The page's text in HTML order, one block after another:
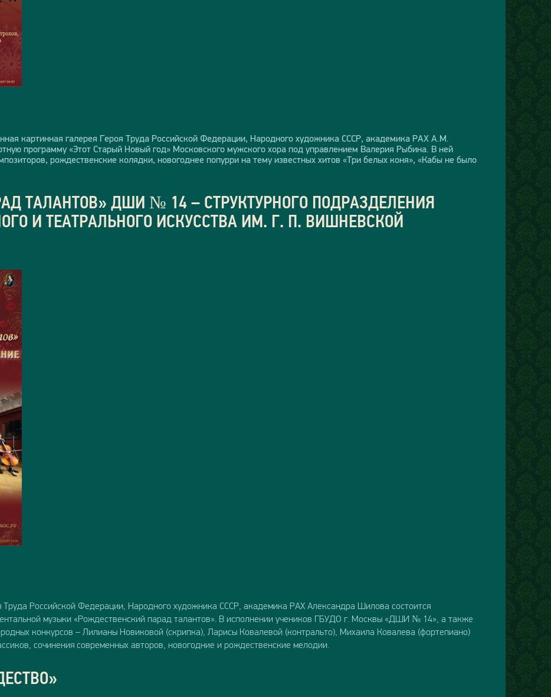
картинная галерея Героя Труда Российской Федерации, Народного художника СССР, академика РАХ А.М.
программу «Этот Старый Новый год» Московского мужского хора под управлением Валерия Рыбина. В ней
рождественские колядки, новогоднее попурри на тему известных хитов «Три белых коня», «Кабы не было
ТАЛАНТОВ» ДШИ № 14 – СТРУКТУРНОГО ПОДРАЗДЕЛЕНИЯ
И ТЕАТРАЛЬНОГО ИСКУССТВА ИМ. Г. П. ВИШНЕВСКОЙ
Труда Российской Федерации, Народного художника СССР, академика РАХ Александра Шилова состоится
музыки «Рождественский парад талантов». В исполнении учеников ГБУДО г. Москвы «ДШИ № 14», а также
конкурсов – Лилианы Новиковой (скрипка), Ларисы Ковалевой (контральто), Михаила Ковалева (фортепиано)
сочинения современных авторов, новогодние и рождественские мелодии.